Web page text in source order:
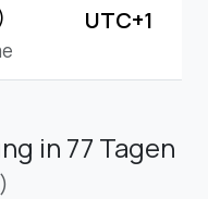
UTC+1
in 77 Tagen